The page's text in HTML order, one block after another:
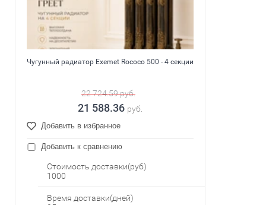
Чугунный радиатор Exemet Rococo 500 - 4 секции
22 724.59руб.
21 588.36 руб.
Добавить в избранное
Добавить к сравнению
Стоимость доставки(руб)
1000
Время доставки(дней)